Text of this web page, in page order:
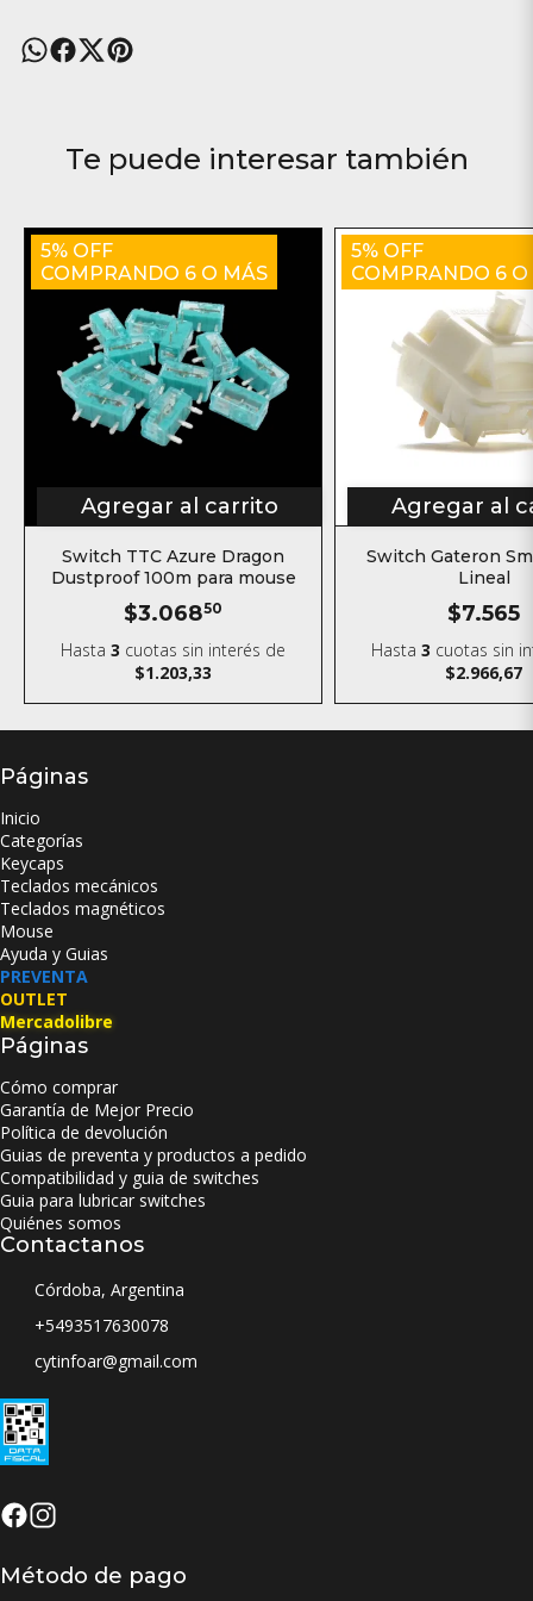
Te puede interesar también
5% OFF
COMPRANDO 6 O MÁS
Agregar al carrito
Switch TTC Azure Dragon
Dustproof 100m para mouse
$3.06850
Hasta3 cuotas sin interés de
$1.203,33
5% OFF
COMPRANDO 6 O
Agregar al
Switch Gateron
Lineal
$7.565
Hasta3 cuotas sin
$2.966,67
Páginas
Inicio
Categorías
Keycaps
Teclados mecánicos
Teclados magnéticos
Mouse
Ayuda y Guias
PREVENTA
OUTLET
Mercadolibre
Páginas
Cómo comprar
Garantía de Mejor Precio
Política de devolución
Guias de preventa y productos a pedido
Compatibilidad y guia de switches
Guia para lubricar switches
Quiénes somos
Contactanos
Córdoba, Argentina
+5493517630078
cytinfoar@gmail.com
Método de pago